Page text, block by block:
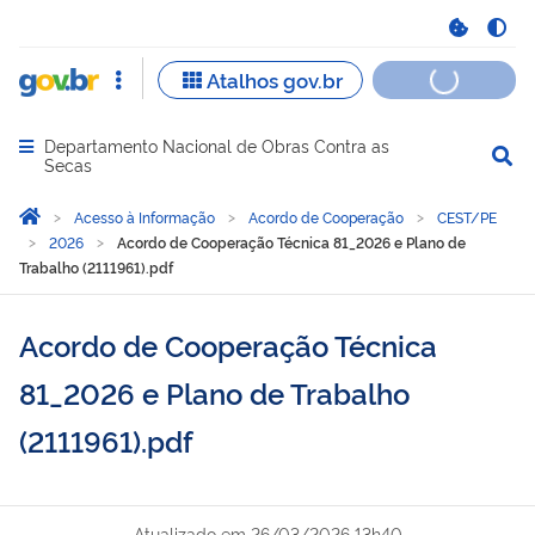
Abrir menu principal de navegação
Departamento Nacional de Obras Contra as
Secas
Você está aqui:
Página Inicial
Acesso à Informação Acordo de Cooperação
CEST/PE
2026
Acordo de Cooperação Técnica 81_2026 e Plano de
Trabalho (2111961).pdf
Acordo de Cooperação Técnica
81_2026 e Plano de Trabalho
(2111961).pdf